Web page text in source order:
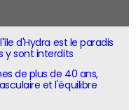
d'Hydra est le paradis
y sont interdits
de plus de 40 ans,
et l'équilibre